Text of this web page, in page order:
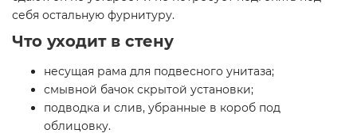
себя остальную фурнитуру.
Что уходит в стену
несущая рама для подвесного унитаза;
смывной бачок скрытой установки;
подводка и слив, убранные в короб под
облицовку.